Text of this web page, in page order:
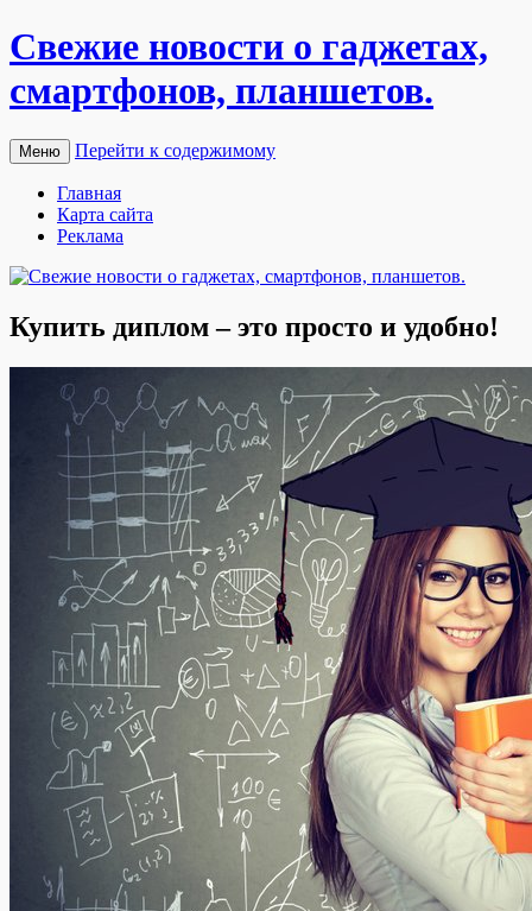
Свежие новости о гаджетах,
смартфонов, планшетов.
Меню Перейти к содержимому
Главная
Карта сайта
Реклама
Купить диплом – это просто и удобно!